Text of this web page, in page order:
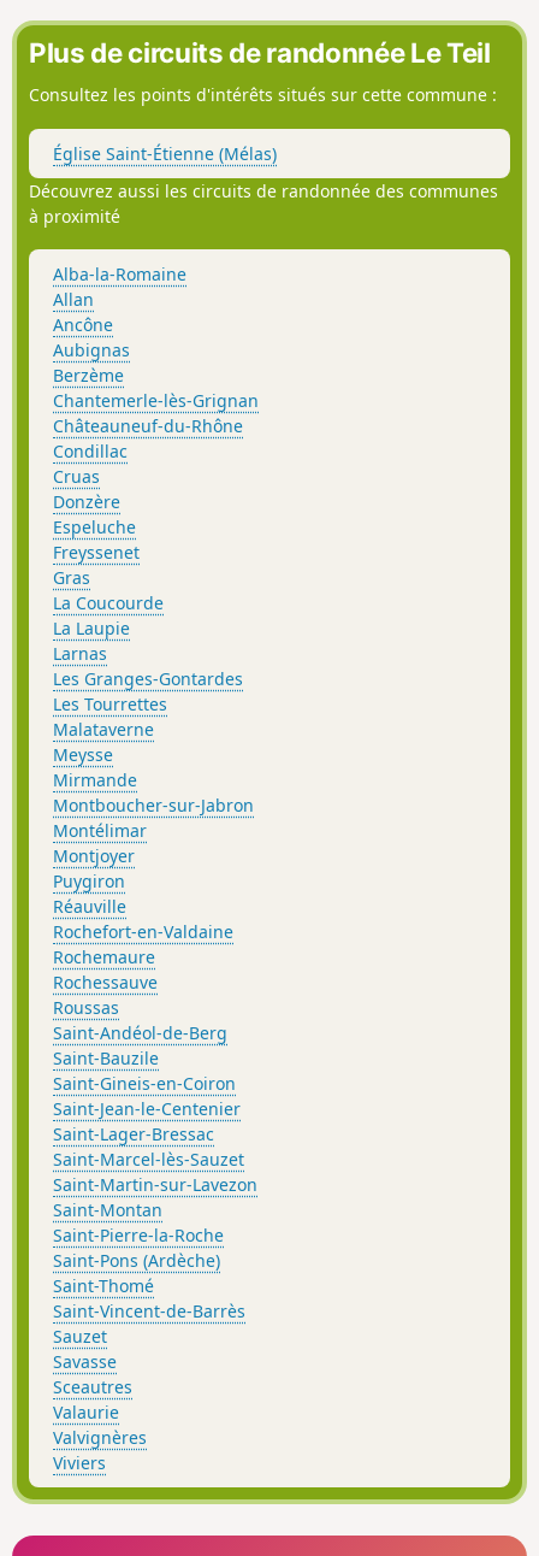
Plus de circuits de randonnée Le Teil
Consultez les points d'intérêts situés sur cette commune :
Église Saint-Étienne (Mélas)
Découvrez aussi les circuits de randonnée des communes
à proximité
Alba-la-Romaine
Allan
Ancône
Aubignas
Berzème
Chantemerle-lès-Grignan
Châteauneuf-du-Rhône
Condillac
Cruas
Donzère
Espeluche
Freyssenet
Gras
La Coucourde
La Laupie
Larnas
Les Granges-Gontardes
Les Tourrettes
Malataverne
Meysse
Mirmande
Montboucher-sur-Jabron
Montélimar
Montjoyer
Puygiron
Réauville
Rochefort-en-Valdaine
Rochemaure
Rochessauve
Roussas
Saint-Andéol-de-Berg
Saint-Bauzile
Saint-Gineis-en-Coiron
Saint-Jean-le-Centenier
Saint-Lager-Bressac
Saint-Marcel-lès-Sauzet
Saint-Martin-sur-Lavezon
Saint-Montan
Saint-Pierre-la-Roche
Saint-Pons (Ardèche)
Saint-Thomé
Saint-Vincent-de-Barrès
Sauzet
Savasse
Sceautres
Valaurie
Valvignères
Viviers